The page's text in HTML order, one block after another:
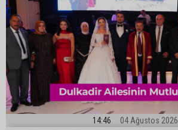
14:46 04 Ağustos 2026